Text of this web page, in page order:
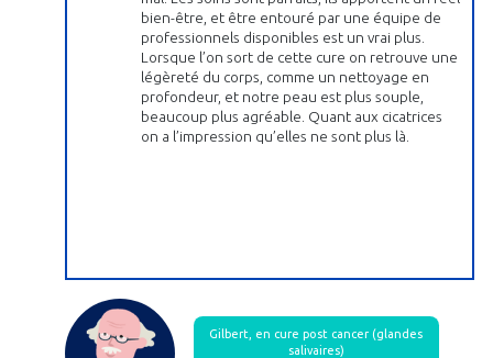
bien-être, et être entouré par une équipe de
professionnels disponibles est un vrai plus.
Lorsque l’on sort de cette cure on retrouve une
légèreté du corps, comme un nettoyage en
profondeur, et notre peau est plus souple,
beaucoup plus agréable. Quant aux cicatrices
on a l’impression qu’elles ne sont plus là.
Gilbert, en cure post cancer (glandes
salivaires)